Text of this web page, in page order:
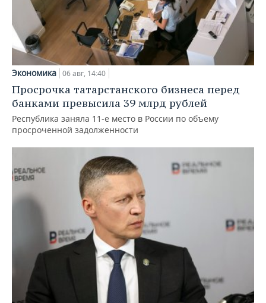
Экономика 06 авг, 14:40
Просрочка татарстанского бизнеса перед
банками превысила 39 млрд рублей
Республика заняла 11-е место в России по объему
просроченной задолженности